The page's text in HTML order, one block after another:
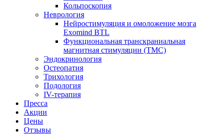
Кольпоскопия
Неврология
Нейростимуляция и омоложение мозга
Exomind BTL
Функциональная транскраниальная
магнитная стимуляции (ТМС)
Эндокринология
Остеопатия
Трихология
Подология
IV-терапия
Пресса
Акции
Цены
Отзывы